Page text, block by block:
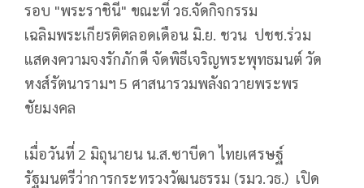
รอบ "พระราชินี" ขณะที่ วธ.จัดกิจกรรม
เฉลิมพระเกียรติตลอดเดือน มิ.ย. ชวน ปชช.ร่วม
แสดงความจงรักภักดี จัดพิธีเจริญพระพุทธมนต์ วัด
หงส์รัตนารามฯ 5 ศาสนารวมพลังถวายพระพร
ชัยมงคล
เมื่อวันที่ 2 มิถุนายน น.ส.ซาบีดา ไทยเศรษฐ์
รัฐมนตรีว่าการกระทรวงวัฒนธรรม (รมว.วธ.) เปิด